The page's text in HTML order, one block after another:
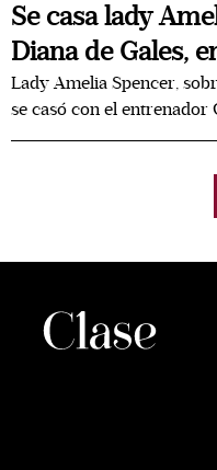
Se casa lady
Diana de Gales,
Lady Amelia Spencer,
se casó con el entrenador